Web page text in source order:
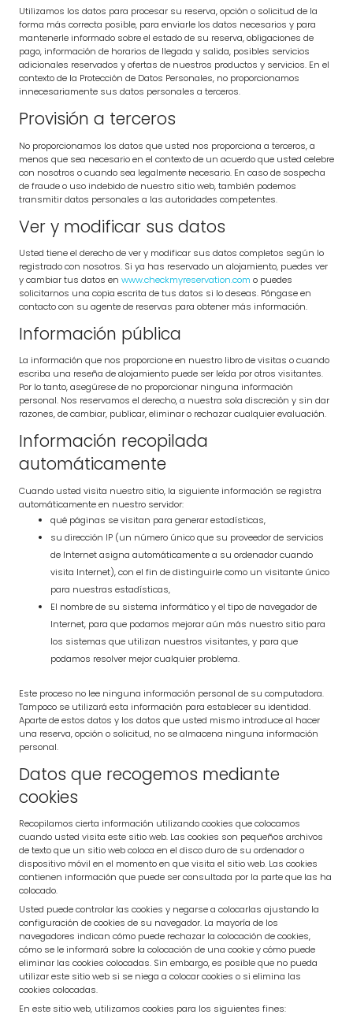
Utilizamos los datos para procesar su reserva, opción o solicitud de la
forma más correcta posible, para enviarle los datos necesarios y para
mantenerle informado sobre el estado de su reserva, obligaciones de
pago, información de horarios de llegada y salida, posibles servicios
adicionales reservados y ofertas de nuestros productos y servicios. En el
contexto de la Protección de Datos Personales, no proporcionamos
innecesariamente sus datos personales a terceros.
Provisión a terceros
No proporcionamos los datos que usted nos proporciona a terceros, a
menos que sea necesario en el contexto de un acuerdo que usted celebre
con nosotros o cuando sea legalmente necesario. En caso de sospecha
de fraude o uso indebido de nuestro sitio web, también podemos
transmitir datos personales a las autoridades competentes.
Ver y modificar sus datos
Usted tiene el derecho de ver y modificar sus datos completos según lo
registrado con nosotros. Si ya has reservado un alojamiento, puedes ver
y cambiar tus datos en www.checkmyreservation.com o puedes
solicitarnos una copia escrita de tus datos si lo deseas. Póngase en
contacto con su agente de reservas para obtener más información.
Información pública
La información que nos proporcione en nuestro libro de visitas o cuando
escriba una reseña de alojamiento puede ser leída por otros visitantes.
Por lo tanto, asegúrese de no proporcionar ninguna información
personal. Nos reservamos el derecho, a nuestra sola discreción y sin dar
razones, de cambiar, publicar, eliminar o rechazar cualquier evaluación.
Información recopilada
automáticamente
Cuando usted visita nuestro sitio, la siguiente información se registra
automáticamente en nuestro servidor:
qué páginas se visitan para generar estadísticas,
su dirección IP (un número único que su proveedor de servicios
de Internet asigna automáticamente a su ordenador cuando
visita Internet), con el fin de distinguirle como un visitante único
para nuestras estadísticas,
El nombre de su sistema informático y el tipo de navegador de
Internet, para que podamos mejorar aún más nuestro sitio para
los sistemas que utilizan nuestros visitantes, y para que
podamos resolver mejor cualquier problema.
Este proceso no lee ninguna información personal de su computadora.
Tampoco se utilizará esta información para establecer su identidad.
Aparte de estos datos y los datos que usted mismo introduce al hacer
una reserva, opción o solicitud, no se almacena ninguna información
personal.
Datos que recogemos mediante
cookies
Recopilamos cierta información utilizando cookies que colocamos
cuando usted visita este sitio web. Las cookies son pequeños archivos
de texto que un sitio web coloca en el disco duro de su ordenador o
dispositivo móvil en el momento en que visita el sitio web. Las cookies
contienen información que puede ser consultada por la parte que las ha
colocado.
Usted puede controlar las cookies y negarse a colocarlas ajustando la
configuración de cookies de su navegador. La mayoría de los
navegadores indican cómo puede rechazar la colocación de cookies,
cómo se le informará sobre la colocación de una cookie y cómo puede
eliminar las cookies colocadas. Sin embargo, es posible que no pueda
utilizar este sitio web si se niega a colocar cookies o si elimina las
cookies colocadas.
En este sitio web, utilizamos cookies para los siguientes fines: